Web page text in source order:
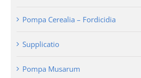
Pompa Cerealia – Fordicidia
Supplicatio
Pompa Musarum